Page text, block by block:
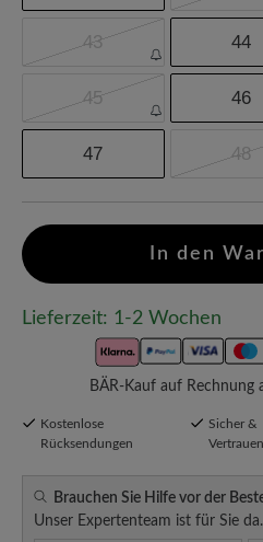
43 44
45 46
47 48
In den
Lieferzeit: 1-2 Wochen
BÄR-Kauf auf Rechnung
Kostenlose
Rücksendungen
Sicher &
Brauchen Sie Hilfe vor der
Unser Expertenteam ist für Sie da.